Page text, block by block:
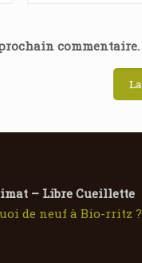
commentaire.
– Libre Cueillette
de neuf à Bio-rritz ?